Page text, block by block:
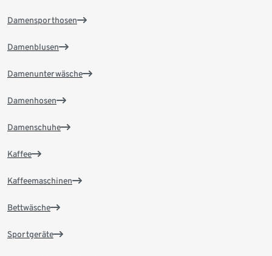
Damensporthosen
Damenblusen
Damenunterwäsche
Damenhosen
Damenschuhe
Kaffee
Kaffeemaschinen
Bettwäsche
Sportgeräte